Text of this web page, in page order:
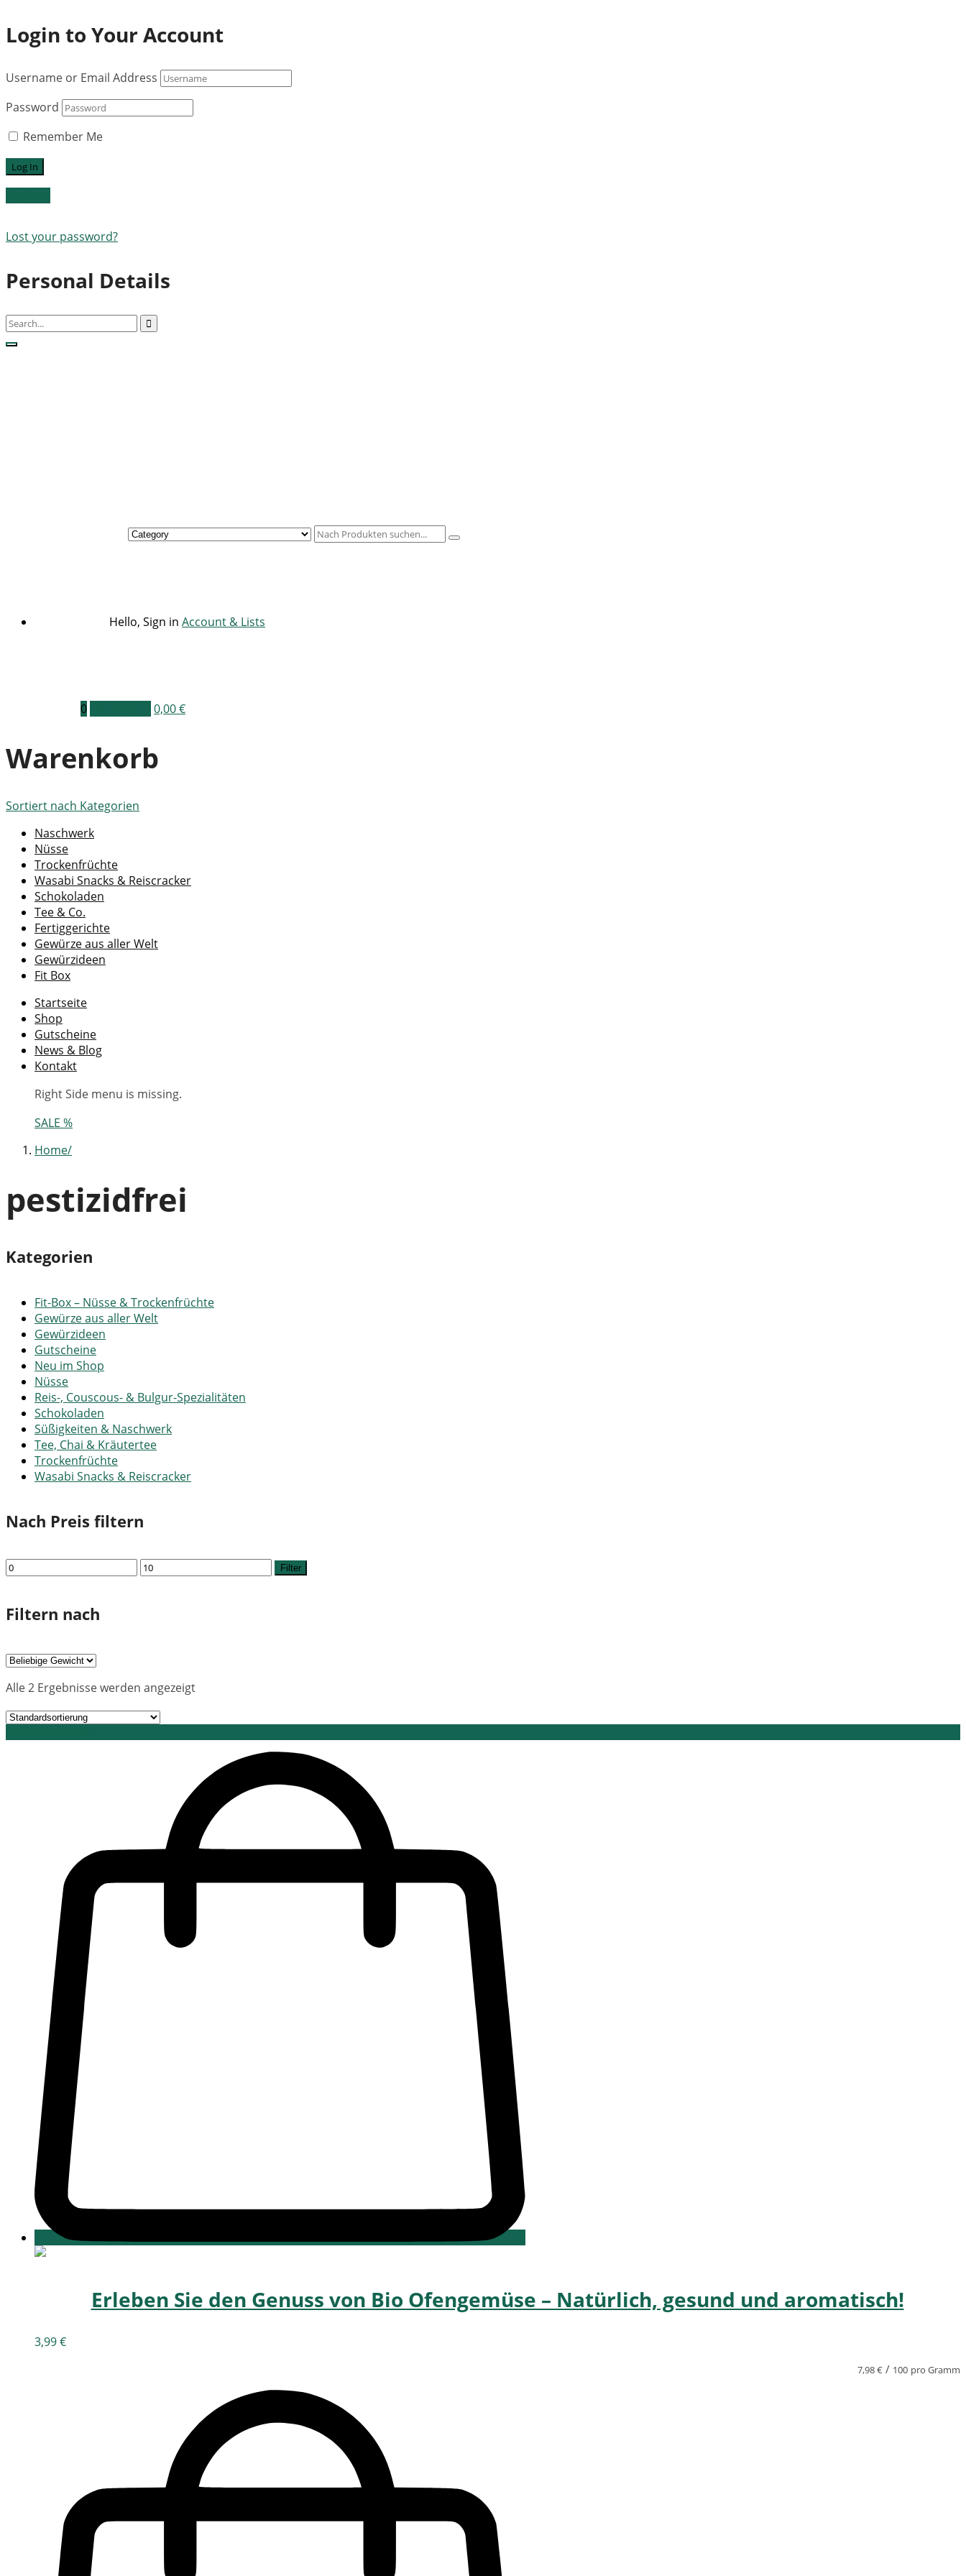
Login to Your Account
Username or Email Address
Password
Remember Me
Lost your password?
Personal Details
Hello, Sign in Account & Lists
0 0,00€
Warenkorb
Sortiert nach Kategorien
Naschwerk
Nüsse
Trockenfrüchte
Wasabi Snacks & Reiscracker
Schokoladen
Tee & Co.
Fertiggerichte
Gewürze aus aller Welt
Gewürzideen
Fit Box
Startseite
Shop
Gutscheine
News & Blog
Kontakt
Right Side menu is missing.
SALE %
Home
pestizidfrei
Kategorien
Fit-Box – Nüsse & Trockenfrüchte
Gewürze aus aller Welt
Gewürzideen
Gutscheine
Neu im Shop
Nüsse
Reis-, Couscous- & Bulgur-Spezialitäten
Schokoladen
Süßigkeiten & Naschwerk
Tee, Chai & Kräutertee
Trockenfrüchte
Wasabi Snacks & Reiscracker
Nach Preis filtern
Min.
Max.
Filter
Filtern nach
Alle 2 Ergebnisse werden angezeigt
Erleben Sie den Genuss von Bio Ofengemüse – Natürlich, gesund und aromatisch!
3,99€
7,98€ / 100 pro Gramm